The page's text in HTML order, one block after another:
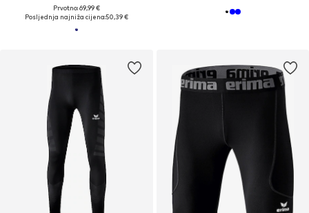
Prvotno: 69,99 €
Posljednja najniža cijena:50,39 €